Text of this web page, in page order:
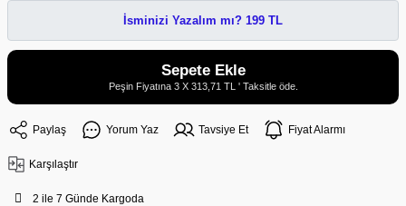
İsminizi Yazalım mı? 199 TL
Sepete Ekle
Peşin Fiyatına 3 X 313,71 TL ' Taksitle öde.
Paylaş Yorum Yaz Tavsiye Et Fiyat Alarmı
Karşılaştır
2 ile 7 Günde Kargoda